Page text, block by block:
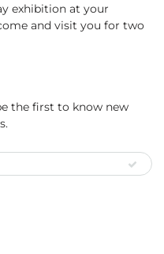
exhibition at your
and visit you for two
the first to know new